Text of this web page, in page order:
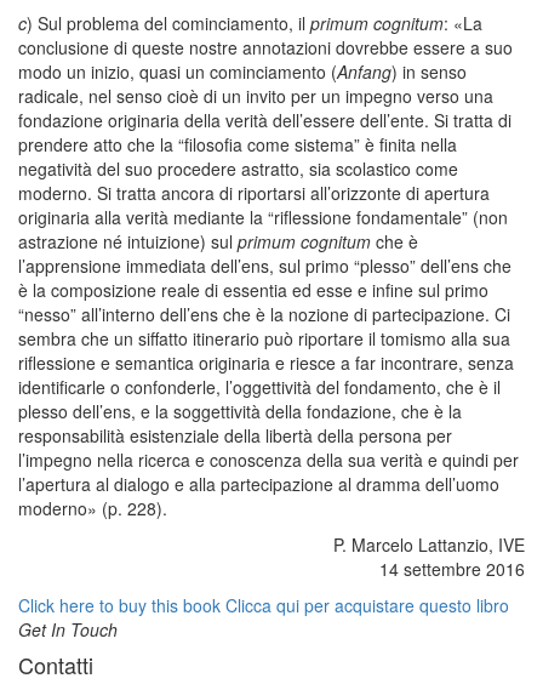
c) Sul problema del cominciamento, il primum cognitum: «La
conclusione di queste nostre annotazioni dovrebbe essere a suo
modo un inizio, quasi un cominciamento (Anfang) in senso
radicale, nel senso cioè di un invito per un impegno verso una
fondazione originaria della verità dell’essere dell’ente. Si tratta di
prendere atto che la “filosofia come sistema” è finita nella
negatività del suo procedere astratto, sia scolastico come
moderno. Si tratta ancora di riportarsi all’orizzonte di apertura
originaria alla verità mediante la “riflessione fondamentale” (non
astrazione né intuizione) sul primum cognitum che è
l’apprensione immediata dell’ens, sul primo “plesso” dell’ens che
è la composizione reale di essentia ed esse e infine sul primo
“nesso” all’interno dell’ens che è la nozione di partecipazione. Ci
sembra che un siffatto itinerario può riportare il tomismo alla sua
riflessione e semantica originaria e riesce a far incontrare, senza
identificarle o confonderle, l’oggettività del fondamento, che è il
plesso dell’ens, e la soggettività della fondazione, che è la
responsabilità esistenziale della libertà della persona per
l’impegno nella ricerca e conoscenza della sua verità e quindi per
l’apertura al dialogo e alla partecipazione al dramma dell’uomo
moderno» (p. 228).
P. Marcelo Lattanzio, IVE
14 settembre 2016
Click here to buy this book Clicca qui per acquistare questo libro
Get In Touch
Contatti